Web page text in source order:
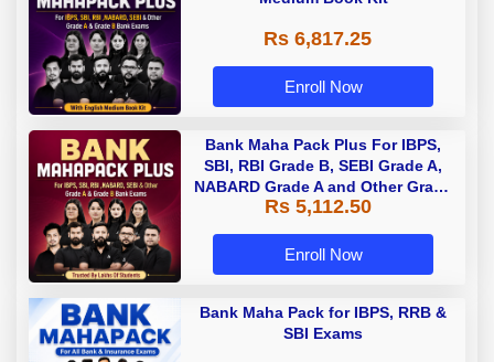
Rs 6,817.25
Enroll Now
Bank Maha Pack Plus For IBPS,
SBI, RBI Grade B, SEBI Grade A,
NABARD Grade A and Other Grade
A & Grade B Bank Exams
Rs 5,112.50
Enroll Now
Bank Maha Pack for IBPS, RRB &
SBI Exams